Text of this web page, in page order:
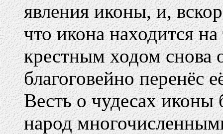
явления иконы, и,
что икона находится
крестным ходом снова
благоговейно перенёс
Весть о чудесах иконы
народ